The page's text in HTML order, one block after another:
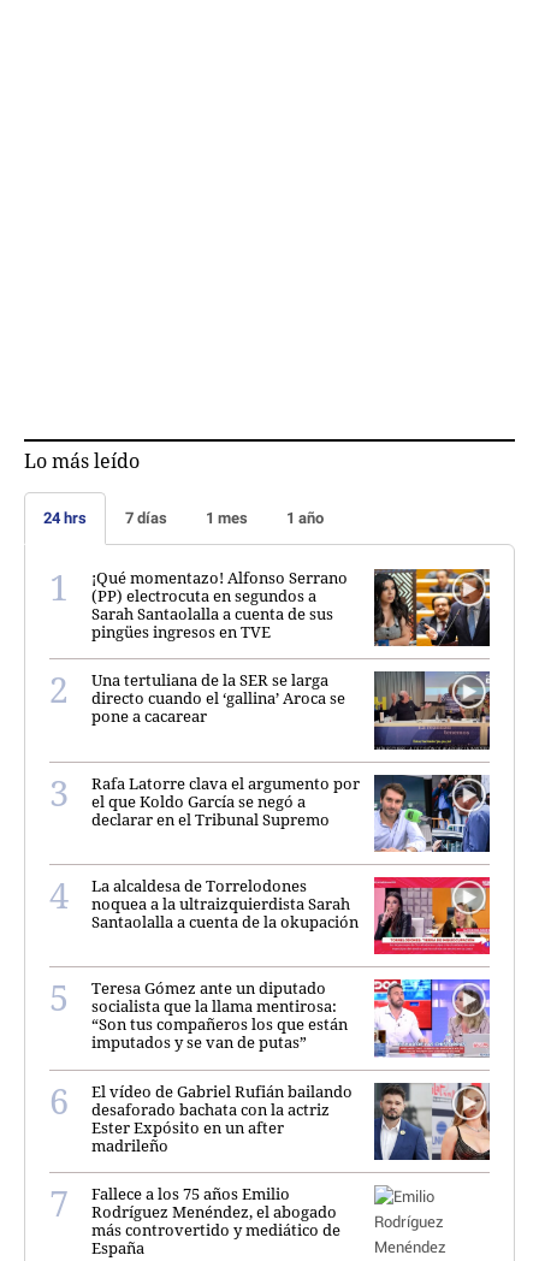
Lo más leído
24 hrs 7 días 1 mes 1 año
¡Qué momentazo! Alfonso Serrano
(PP) electrocuta en segundos a
Sarah Santaolalla a cuenta de sus
pingües ingresos en TVE
Una tertuliana de la SER se larga
directo cuando el ‘gallina’ Aroca se
pone a cacarear
Rafa Latorre clava el argumento por
el que Koldo García se negó a
declarar en el Tribunal Supremo
La alcaldesa de Torrelodones
noquea a la ultraizquierdista Sarah
Santaolalla a cuenta de la okupación
Teresa Gómez ante un diputado
socialista que la llama mentirosa:
“Son tus compañeros los que están
imputados y se van de putas”
El vídeo de Gabriel Rufián bailando
desaforado bachata con la actriz
Ester Expósito en un after
madrileño
Fallece a los 75 años Emilio
Rodríguez Menéndez, el abogado
más controvertido y mediático de
España